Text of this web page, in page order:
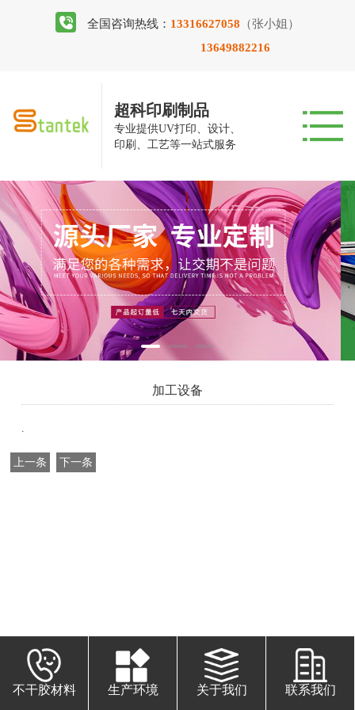
全国咨询热线： 13316627058 （张小姐）
13649882216
超科印刷制品
专业提供UV打印、设计、
印刷、工艺等一站式服务
加工设备
上一条 下一条
不干胶材料 生产环境 关于我们 联系我们